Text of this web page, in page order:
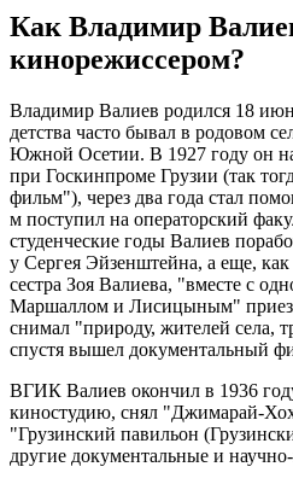
Как Владимир
кинорежиссером?
Владимир Валиев родился 18
детства часто бывал в родовом
Южной Осетии. В 1927 году он
при Госкинпроме Грузии (так
фильм"), через два года стал
м поступил на операторский
студенческие годы Валиев
у Сергея Эйзенштейна, а еще,
сестра Зоя Валиева, "вместе с
Маршаллом и Лисицыным"
снимал "природу, жителей села,
спустя вышел документальный
ВГИК Валиев окончил в 1936
киностудию, снял "Джимарай-
"Грузинский павильон
другие документальные и